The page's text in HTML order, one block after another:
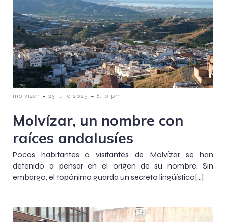
molvizar - 23 julio 2025 - 6:10 pm
Molvízar, un nombre con
raíces andalusíes
Pocos habitantes o visitantes de Molvízar se han
detenido a pensar en el origen de su nombre. Sin
embargo, el topónimo guarda un secreto lingüístico[…]